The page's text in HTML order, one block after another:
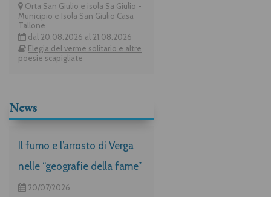
Orta San Giulio e isola Sa Giulio -
Municipio e Isola San Giulio Casa
Tallone
dal 20.08.2026 al 21.08.2026
Elegia del verme solitario e altre
poesie scapigliate
News
Il fumo e l’arrosto di Verga
nelle “geografie della fame”
20/07/2026